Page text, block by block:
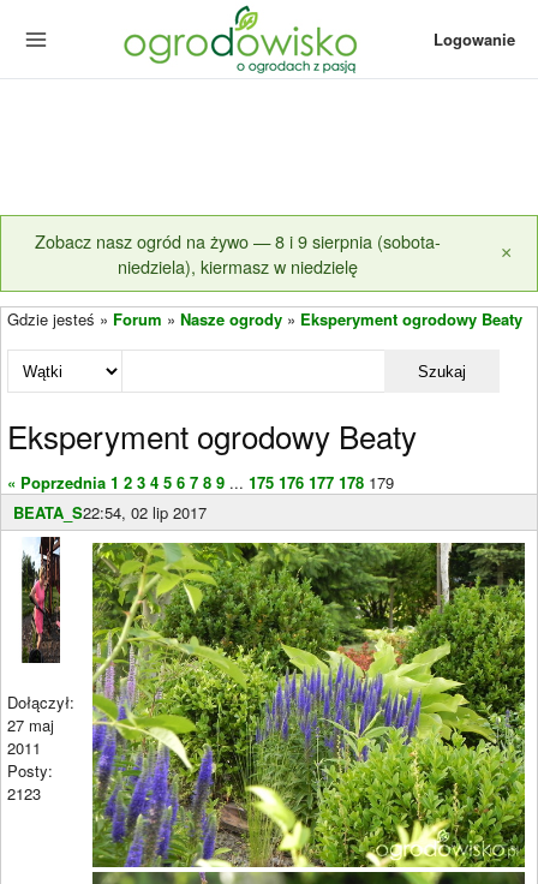
Logowanie
Zobacz nasz ogród na żywo — 8 i 9 sierpnia (sobota-
niedziela), kiermasz w niedzielę
×
Gdzie jesteś » Forum » Nasze ogrody » Eksperyment ogrodowy Beaty
Szukaj
Eksperyment ogrodowy Beaty
« Poprzednia 1 2 3 4 5 6 7 8 9 ... 175 176 177 178 179
BEATA_S22:54, 02 lip 2017
Dołączył:
27 maj
2011
Posty:
2123